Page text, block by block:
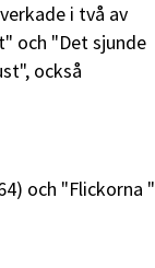
i två av
och "Det sjunde
också
och "Flickorna "